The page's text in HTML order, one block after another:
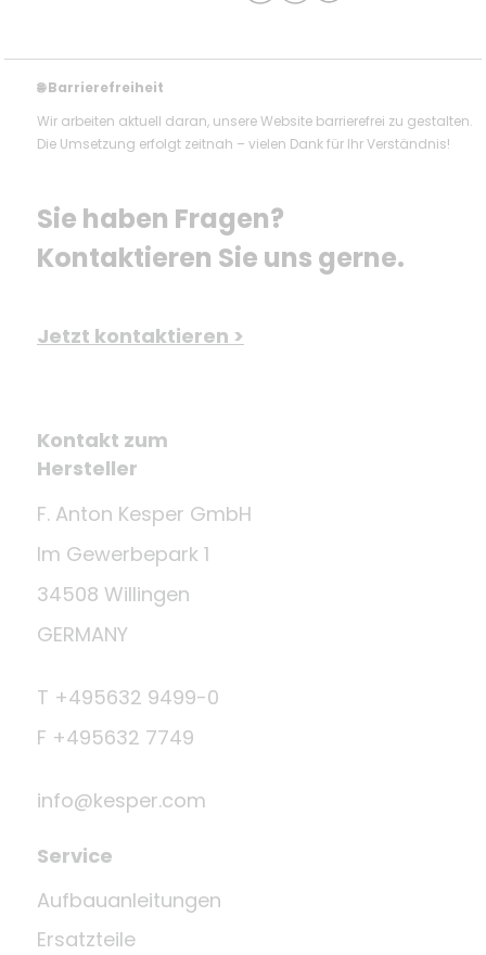
🌐Barrierefreiheit
Wir arbeiten aktuell daran, unsere Website barrierefrei zu gestalten.
Die Umsetzung erfolgt zeitnah – vielen Dank für Ihr Verständnis!
Sie haben Fragen?
Kontaktieren Sie uns gerne.
Jetzt kontaktieren >
Kontakt zum
Hersteller
F. Anton Kesper GmbH
Im Gewerbepark 1
34508 Willingen
GERMANY
T +495632 9499-0
F +495632 7749
info@kesper.com
Service
Aufbauanleitungen
Ersatzteile